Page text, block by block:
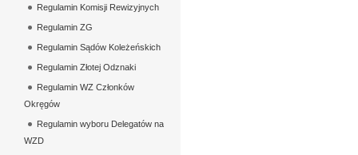
Regulamin Komisji Rewizyjnych
Regulamin ZG
Regulamin Sądów Koleżeńskich
Regulamin Złotej Odznaki
Regulamin WZ Członków
Okręgów
Regulamin wyboru Delegatów na
WZD